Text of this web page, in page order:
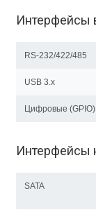
Интерфейсы
RS-232/422/485
USB 3.x
Цифровые (GPIO)
Интерфейсы
SATA